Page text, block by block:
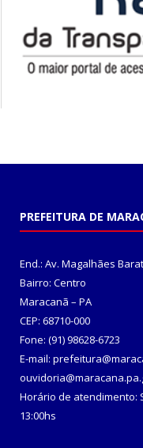
PREFEITURA DE
End.: Av. Magalhães
Bairro: Centro
Maracanã – PA
CEP: 68710-000
Fone: (91) 98628-6723
E-mail:
Horário de atendimento:
13:00hs